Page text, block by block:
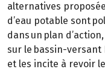
alternatives
d’eau potable sont
dans un plan
sur le bassin-versant
et les incite à revoir